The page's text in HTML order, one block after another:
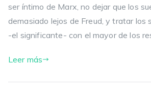
ser íntimo de Marx, no dejar que los
demasiado lejos de Freud, y tratar los
-el significante- con el mayor de los
Leer más